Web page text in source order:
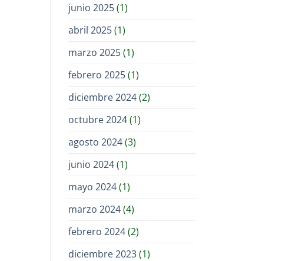
junio 2025(1)
abril 2025(1)
marzo 2025(1)
febrero 2025(1)
diciembre 2024(2)
octubre 2024(1)
agosto 2024(3)
junio 2024(1)
mayo 2024(1)
marzo 2024(4)
febrero 2024(2)
diciembre 2023(1)